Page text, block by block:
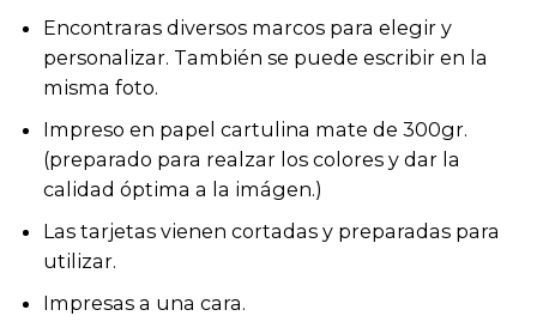
Encontraras diversos marcos para elegir y
personalizar. También se puede escribir en la
misma foto.
Impreso en papel cartulina mate de 300gr.
(preparado para realzar los colores y dar la
calidad óptima a la imágen.)
Las tarjetas vienen cortadas y preparadas para
utilizar.
Impresas a una cara.